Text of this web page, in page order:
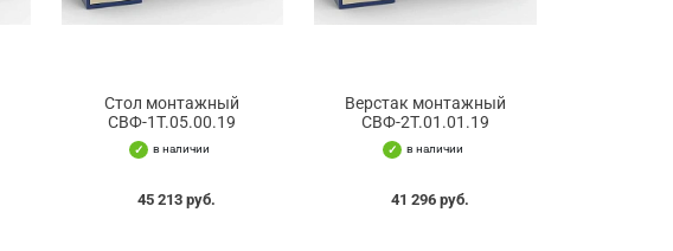
Стол монтажный
СВФ-1Т.05.00.19
в наличии
45 213 руб.
Верстак монтажный
СВФ-2Т.01.01.19
в наличии
41 296 руб.